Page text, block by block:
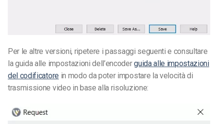
Per le altre versioni, ripetere i passaggi seguenti e consultare
la guida alle impostazioni dell’encoderguida alle impostazioni
del codificatore in modo da poter impostare la velocità di
trasmissione video in base alla risoluzione: